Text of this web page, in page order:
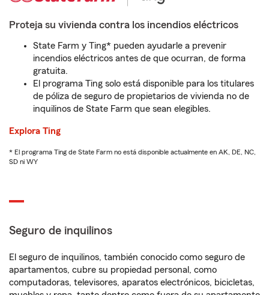
Proteja su vivienda contra los incendios eléctricos
State Farm y Ting* pueden ayudarle a prevenir
incendios eléctricos antes de que ocurran, de forma
gratuita.
El programa Ting solo está disponible para los titulares
de póliza de seguro de propietarios de vivienda no de
inquilinos de State Farm que sean elegibles.
Explora Ting
* El programa Ting de State Farm no está disponible actualmente en AK, DE, NC,
SD ni WY
Seguro de inquilinos
El seguro de inquilinos, también conocido como seguro de
apartamentos, cubre su propiedad personal, como
computadoras, televisores, aparatos electrónicos, bicicletas,